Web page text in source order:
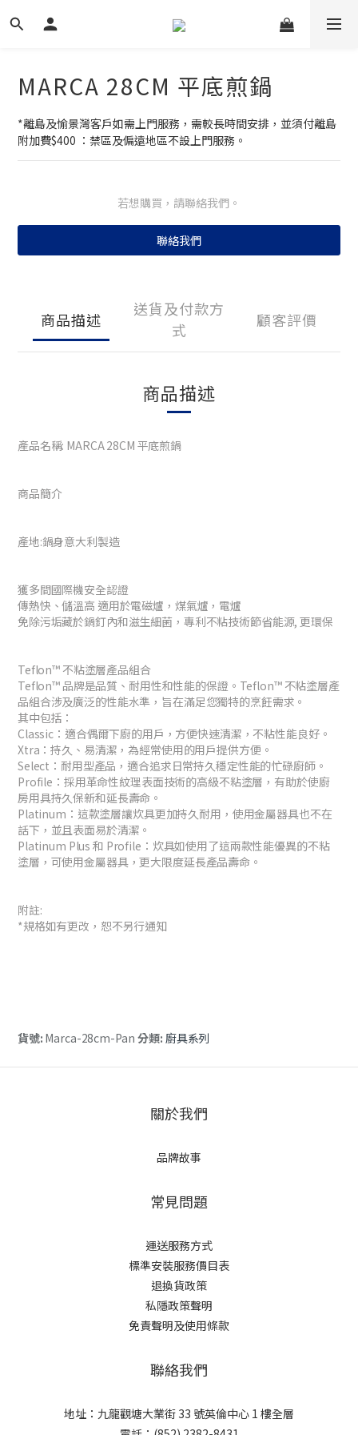
MARCA 28CM 平底煎鍋
*離島及愉景灣客戶如需上門服務，需較長時間安排，並須付離島
附加費$400 ：禁區及偏遠地區不設上門服務。
若想購買，請聯絡我們。
聯絡我們
商品描述
送貨及付款方
式
顧客評價
商品描述
產品名稱: MARCA 28CM 平底煎鍋
商品簡介
產地:鍋身意大利製造
獲多間國際機安全認證
傳熱快、儲溫高 適用於電磁爐，煤氣爐，電爐
免除污垢藏於鍋釘內和滋生細菌，專利不粘技術節省能源, 更環保
Teflon™ 不粘塗層產品組合
Teflon™ 品牌是品質、耐用性和性能的保證。Teflon™ 不粘塗層產
品組合涉及廣泛的性能水準，旨在滿足您獨特的烹飪需求。
其中包括：
Classic：適合偶爾下廚的用戶，方便快速清潔，不粘性能良好。
Xtra：持久、易清潔，為經常使用的用戶提供方便。
Select：耐用型產品，適合追求日常持久穩定性能的忙碌廚師。
Profile：採用革命性紋理表面技術的高級不粘塗層，有助於使廚
房用具持久保新和延長壽命。
Platinum：這款塗層讓炊具更加持久耐用，使用金屬器具也不在
話下，並且表面易於清潔。
Platinum Plus 和 Profile：炊具如使用了這兩款性能優異的不粘
塗層，可使用金屬器具，更大限度延長產品壽命。
附註:
*規格如有更改，恕不另行通知
貨號: Marca-28cm-Pan 分類: 廚具系列
關於我們
品牌故事
常見問題
運送服務方式
標準安裝服務價目表
退換貨政策
私隱政策聲明
免責聲明及使用條款
聯絡我們
地址：九龍觀塘大業街 33 號英倫中心 1 樓全層